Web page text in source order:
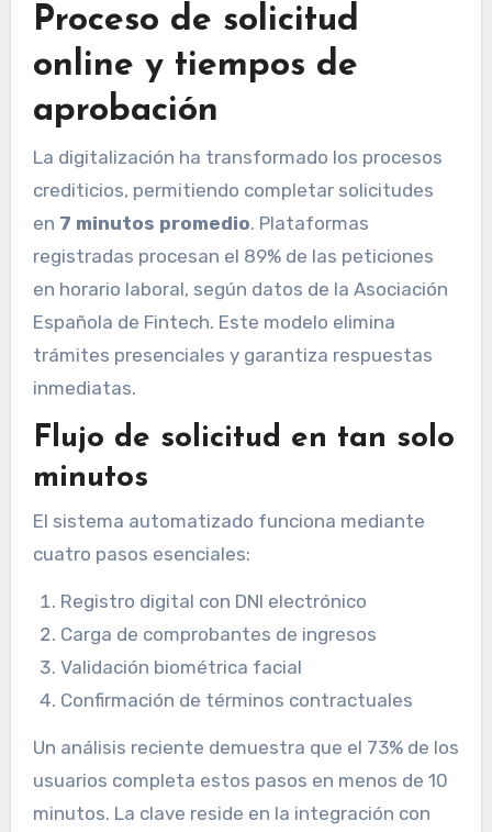
Proceso de solicitud
online y tiempos de
aprobación
La digitalización ha transformado los procesos
crediticios, permitiendo completar solicitudes
en 7 minutos promedio. Plataformas
registradas procesan el 89% de las peticiones
en horario laboral, según datos de la Asociación
Española de Fintech. Este modelo elimina
trámites presenciales y garantiza respuestas
inmediatas.
Flujo de solicitud en tan solo
minutos
El sistema automatizado funciona mediante
cuatro pasos esenciales:
Registro digital con DNI electrónico
Carga de comprobantes de ingresos
Validación biométrica facial
Confirmación de términos contractuales
Un análisis reciente demuestra que el 73% de los
usuarios completa estos pasos en menos de 10
minutos. La clave reside en la integración con